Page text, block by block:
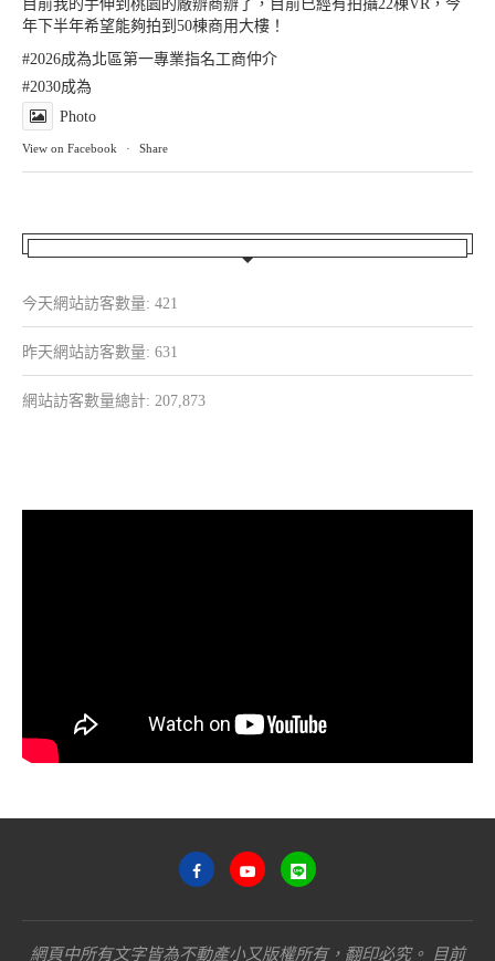
目前我的手伸到桃園的廠辦商辦了，目前已經有拍攝22棟VR，今
年下半年希望能夠拍到50棟商用大樓！
#2026成為北區第一專業指名工商仲介
#2030成為
Photo
View on Facebook · Share
今天網站訪客數量: 421
昨天網站訪客數量: 631
網站訪客數量總計: 207,873
網頁中所有文字皆為不動產小又版權所有，翻印必究。 目前